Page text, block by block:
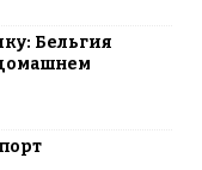
Бельгия